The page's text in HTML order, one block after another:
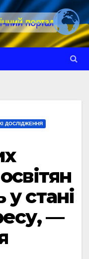
ДОСЛІДЖЕННЯ
стані
—